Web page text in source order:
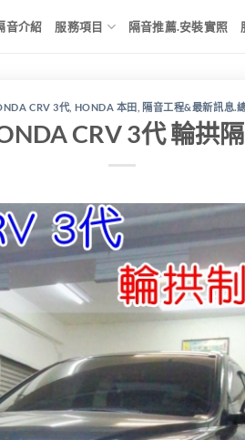
音介紹 服務項目 隔音推薦.安裝實照
CRV 3代, HONDA 本田 隔音工程&最新訊息.
CRV 3代 輪拱